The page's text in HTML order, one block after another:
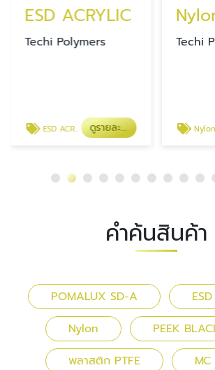
ESD ACRYLIC
Techi Polymers
ESD ACRYLIC ดูรายละเอียด
Techi
Nylon
คำค้นสินค้า
POMALUX SD-A
Nylon
PEEK
พลาสติก PTFE